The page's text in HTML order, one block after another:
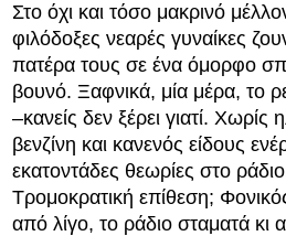
Στο όχι και τόσο μακρινό
φιλόδοξες νεαρές γυναίκες
πατέρα τους σε ένα όμορφο
βουνό. Ξαφνικά, μία μέρα, το
–κανείς δεν ξέρει γιατί. Χωρίς
βενζίνη και κανενός είδους
εκατοντάδες θεωρίες στο
Τρομοκρατική επίθεση;
από λίγο, το ράδιο σταματά κι